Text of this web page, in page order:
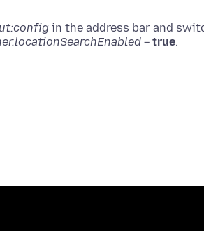
in the address bar and
= true